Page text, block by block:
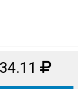
34.11